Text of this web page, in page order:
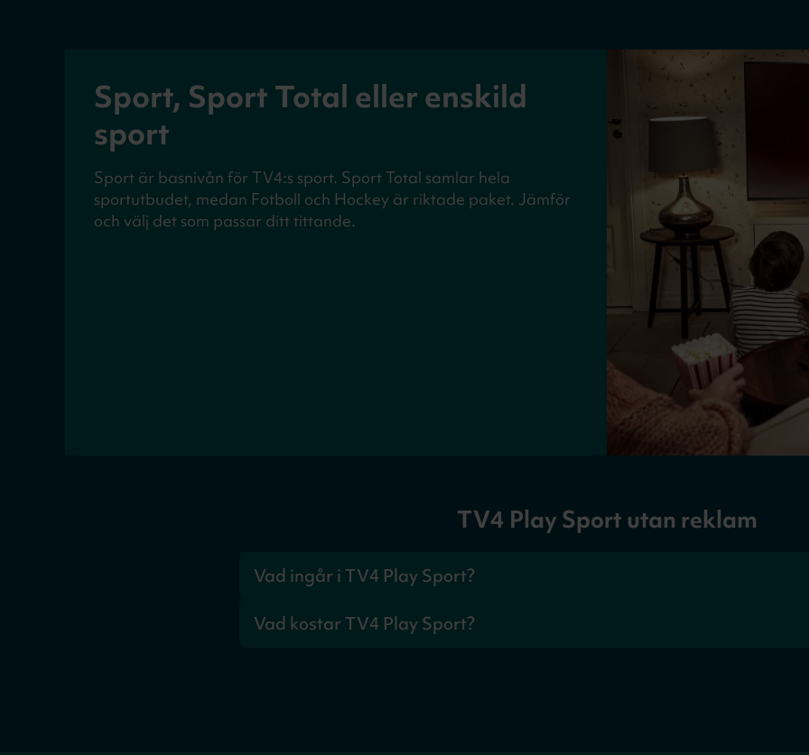
Sport, Sport Total eller enskild
sport
Sport är basnivån för TV4:s sport. Sport Total samlar hela
sportutbudet, medan Fotboll och Hockey är riktade paket. Jämför
och välj det som passar ditt tittande.
TV4 Play Sport utan reklam
Vad ingår i TV4 Play Sport?
För att se hela sportutbudet se TV4 Play Sport Total.
Vad kostar TV4 Play Sport?